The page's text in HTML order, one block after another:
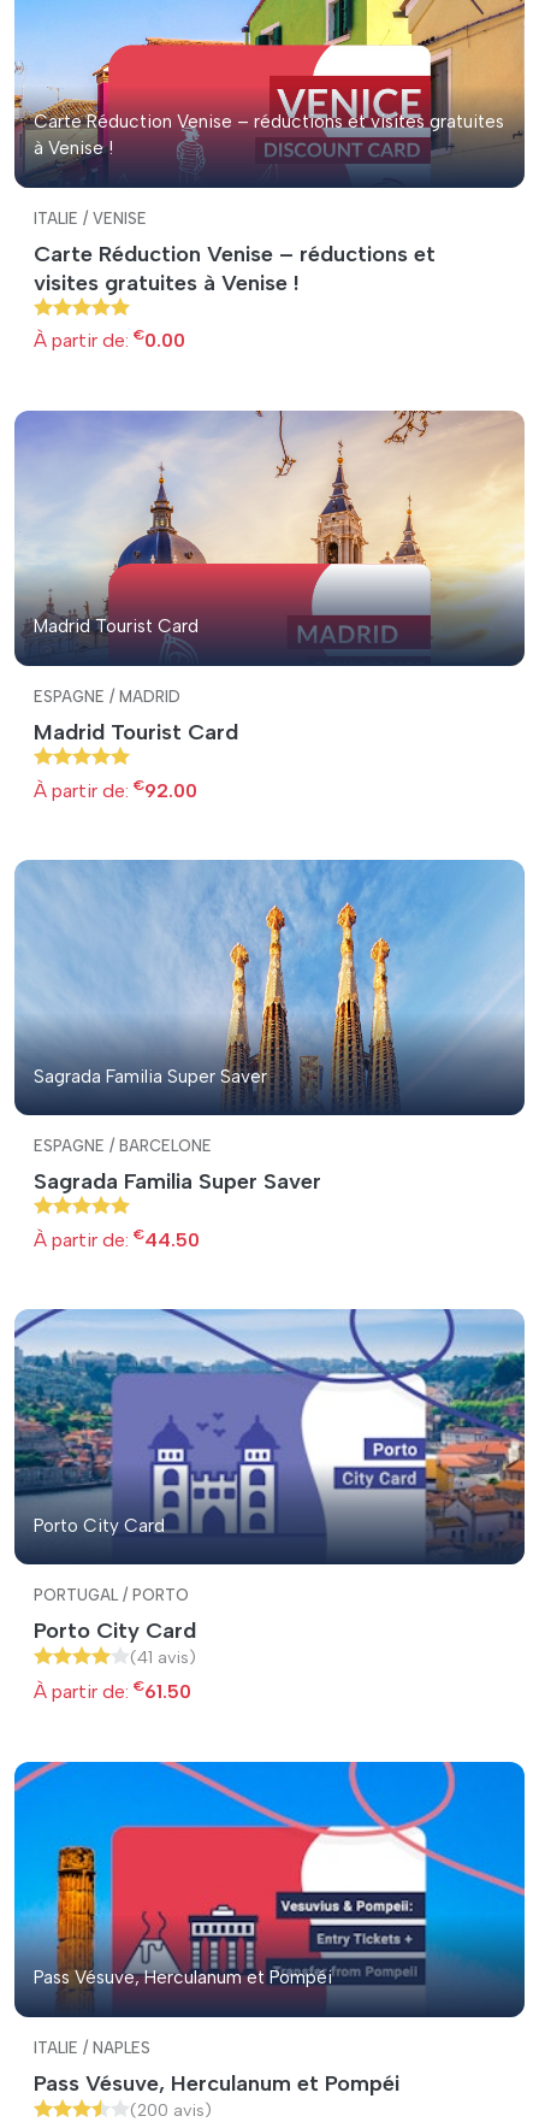
Carte Réduction Venise – réductions et visites gratuites
à Venise !
ITALIE / VENISE
Carte Réduction Venise – réductions et
visites gratuites à Venise !
À partir de: €0.00
Madrid Tourist Card
ESPAGNE / MADRID
Madrid Tourist Card
À partir de: €92.00
Sagrada Familia Super Saver
ESPAGNE / BARCELONE
Sagrada Familia Super Saver
À partir de: €44.50
Porto City Card
PORTUGAL / PORTO
Porto City Card
(41 avis)
À partir de: €61.50
Pass Vésuve, Herculanum et Pompéi
ITALIE / NAPLES
Pass Vésuve, Herculanum et Pompéi
(200 avis)